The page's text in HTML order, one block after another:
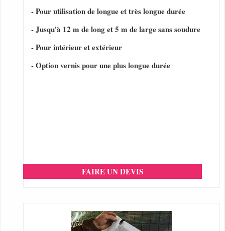
- Pour utilisation de longue et très longue durée
- Jusqu'à 12 m de long et 5 m de large sans soudure
- Pour intérieur et extérieur
- Option vernis pour une plus longue durée
FAIRE UN DEVIS